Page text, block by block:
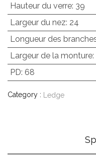
Hauteur du verre: 39
Largeur du nez: 24
Longueur des
Largeur de la monture:
PD: 68
Category : Ledge